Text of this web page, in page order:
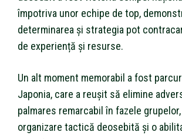
împotriva unor echipe de top,
determinarea și strategia pot
de experiență și resurse.
Un alt moment memorabil a fost
Japonia, care a reușit să elimine
palmares remarcabil în fazele
organizare tactică deosebită și o